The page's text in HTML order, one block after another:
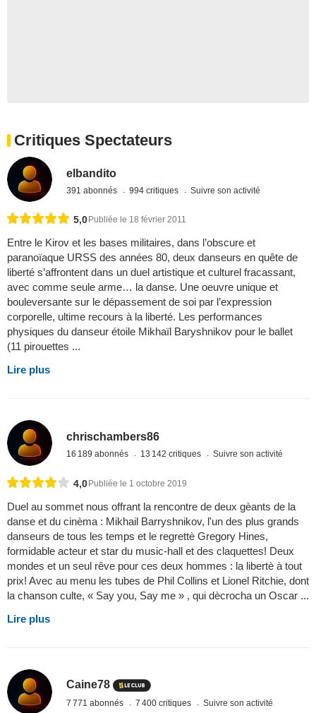
Critiques Spectateurs
elbandito
391 abonnés 994 critiques Suivre son activité
5,0 Publiée le 18 février 2011
Entre le Kirov et les bases militaires, dans l’obscure et
paranoïaque URSS des années 80, deux danseurs en quête de
liberté s’affrontent dans un duel artistique et culturel fracassant,
avec comme seule arme… la danse. Une oeuvre unique et
bouleversante sur le dépassement de soi par l’expression
corporelle, ultime recours à la liberté. Les performances
physiques du danseur étoile Mikhaïl Baryshnikov pour le ballet
(11 pirouettes ...
Lire plus
chrischambers86
16 189 abonnés 13 142 critiques Suivre son activité
4,0Publiée le 1 octobre 2019
Duel au sommet nous offrant la rencontre de deux gèants de la
danse et du cinèma : Mikhail Barryshnikov, l'un des plus grands
danseurs de tous les temps et le regrettè Gregory Hines,
formidable acteur et star du music-hall et des claquettes! Deux
mondes et un seul rêve pour ces deux hommes : la libertè à tout
prix! Avec au menu les tubes de Phil Collins et Lionel Ritchie, dont
la chanson culte, « Say you, Say me » , qui dècrocha un Oscar ...
Lire plus
Caine78
7 771 abonnés 7 400 critiques Suivre son activité